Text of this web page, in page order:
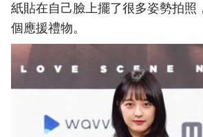
紙貼在自己臉上擺了很多姿勢拍照
個應援禮物。